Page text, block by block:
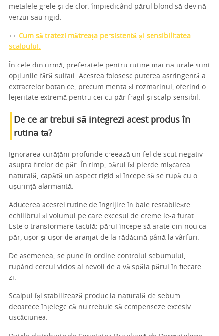
metalele grele și de clor, împiedicând părul blond să devină
verzui sau rigid.
++ Cum să tratezi mătreața persistentă și sensibilitatea
scalpului.
În cele din urmă, preferatele pentru rutine mai naturale sunt
opțiunile fără sulfați. Acestea folosesc puterea astringentă a
extractelor botanice, precum menta și rozmarinul, oferind o
lejeritate extremă pentru cei cu păr fragil și scalp sensibil.
De ce ar trebui să integrezi acest produs în
rutina ta?
Ignorarea curățării profunde creează un fel de scut negativ
asupra firelor de păr. În timp, părul își pierde mișcarea
naturală, capătă un aspect rigid și începe să se rupă cu o
ușurință alarmantă.
Aducerea acestei rutine de îngrijire în baie restabilește
echilibrul și volumul pe care excesul de creme le-a furat.
Este o transformare tactilă: părul începe să arate din nou ca
păr, ușor și ușor de aranjat de la rădăcină până la vârfuri.
De asemenea, se pune în ordine controlul sebumului,
rupând cercul vicios al nevoii de a vă spăla părul în fiecare
zi.
Scalpul își stabilizează producția naturală de sebum
deoarece înțelege că nu trebuie să compenseze excesiv
uscăciunea.